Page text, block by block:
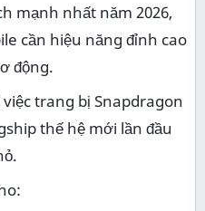
mạnh nhất năm 2026,
cần hiệu năng đỉnh cao
động.
trang bị Snapdragon
thế hệ mới lần đầu